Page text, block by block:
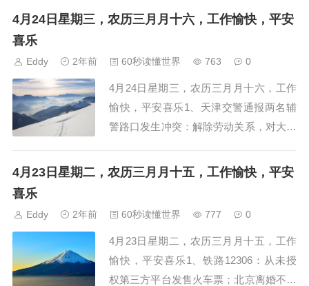
方：正调查3、成都一企业被举报用“市政
4月24日星期三，农历三月月十六，工作愉快，平安
喜乐
Eddy 2年前 60秒读懂世界 763 0
4月24日星期三，农历三月月十六，工作
愉快，平安喜乐1、天津交警通报两名辅
警路口发生冲突：解除劳动关系，对大队
被同学殴打：将嫌疑人及在场人员传唤到
4月23日星期二，农历三月月十五，工作愉快，平安
喜乐
Eddy 2年前 60秒读懂世界 777 0
4月23日星期二，农历三月月十五，工作
愉快，平安喜乐1、铁路12306：从未授
权第三方平台发售火车票；北京离婚不满